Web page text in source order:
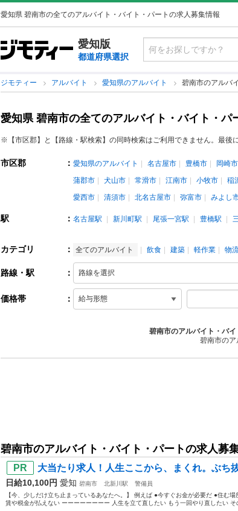
愛知県 碧南市の全てのアルバイト・バイト・パートの求人募集情報
愛知版
都道府県選択
ジモティー アルバイト 愛知県のアルバイト 碧南市のアルバ
愛知県 碧南市の全てのアルバイト・バイト・パ
※【市区郡】と【路線・駅検索】の同時検索はご利用できません。最後
市区郡 ： 愛知県のアルバイト 名古屋市 豊橋市 岡崎市
蒲郡市
犬山市 常滑市 江南市 小牧市 稲
愛西市
清須市 北名古屋市 弥富市 みよし
駅 ： 名古屋駅 新川町駅 尾張一宮駅 豊橋駅
カテゴリ ： 全てのアルバイト 飲食 建築 軽作業 物
路線・駅 ：
価格帯 ：
碧南市のアルバイト・バ
碧南市の
碧南市のアルバイト・バイト・パートの求人募
大当たり求人！人生ここから、まくれ。ぶち
日給10,100円 愛知 碧南市 北新川駅
警備員
【今、少しだけ立ち止まっているあなたへ。】 例えば ●今すぐお金が必要だ ●住む
賃や税金が払えない ーーーーーーーー 人生を立て直したい もう一回やり直したい そ